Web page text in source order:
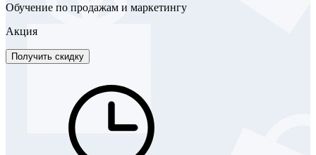
Обучение по продажам и маркетингу
Акция
Получить скидку